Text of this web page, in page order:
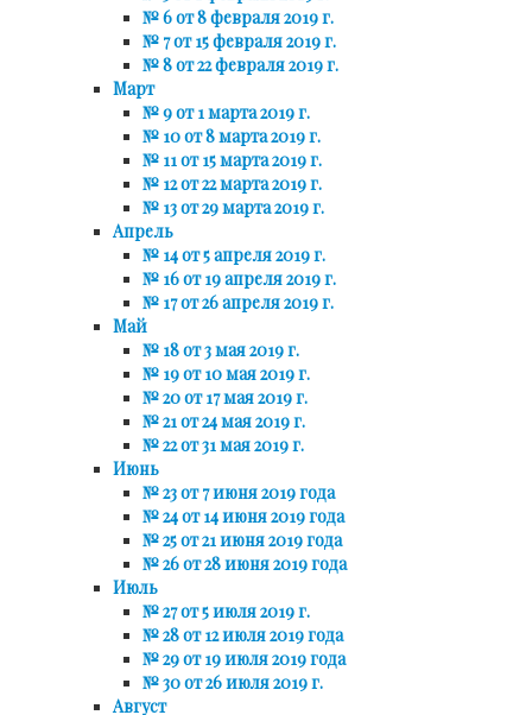
№ 6 от 8 февраля 2019 г.
№ 7 от 15 февраля 2019 г.
№ 8 от 22 февраля 2019 г.
Март
№ 9 от 1 марта 2019 г.
№ 10 от 8 марта 2019 г.
№ 11 от 15 марта 2019 г.
№ 12 от 22 марта 2019 г.
№ 13 от 29 марта 2019 г.
Апрель
№ 14 от 5 апреля 2019 г.
№ 16 от 19 апреля 2019 г.
№ 17 от 26 апреля 2019 г.
Май
№ 18 от 3 мая 2019 г.
№ 19 от 10 мая 2019 г.
№ 20 от 17 мая 2019 г.
№ 21 от 24 мая 2019 г.
№ 22 от 31 мая 2019 г.
Июнь
№ 23 от 7 июня 2019 года
№ 24 от 14 июня 2019 года
№ 25 от 21 июня 2019 года
№ 26 от 28 июня 2019 года
Июль
№ 27 от 5 июля 2019 г.
№ 28 от 12 июля 2019 года
№ 29 от 19 июля 2019 года
№ 30 от 26 июля 2019 г.
Август